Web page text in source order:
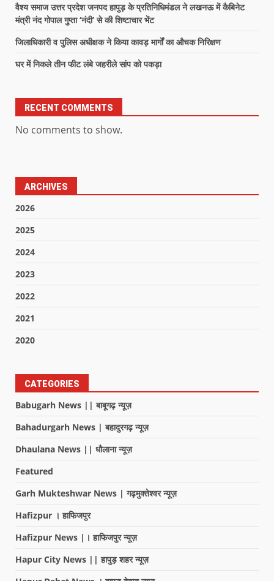
वैश्य समाज उत्तर प्रदेश जनपद हापुड़ के प्रतिनिधिमंडल ने लखनऊ में कैबिनेट
मंत्री नंद गोपाल गुप्ता ‘नंदी’ से की शिष्टाचार भेंट
जिलाधिकारी व पुलिस अधीक्षक ने किया कावड़ मार्गों का औचक निरिक्षण
घर में निकले तीन फीट लंबे जहरीले सांप को पकड़ा
RECENT COMMENTS
No comments to show.
ARCHIVES
2026
2025
2024
2023
2022
2021
2020
CATEGORIES
Babugarh News || बाबूगढ़ न्यूज़
Bahadurgarh News | बहादुरगढ़ न्यूज़
Dhaulana News || धौलाना न्यूज़
Featured
Garh Mukteshwar News | गढ़मुक्तेश्वर न्यूज़
Hafizpur । हाफिजपुर
Hafizpur News |। हाफिजपुर न्यूज़
Hapur City News || हापुड़ शहर न्यूज़